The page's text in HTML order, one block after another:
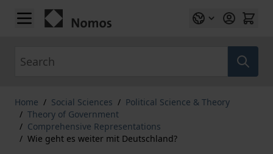
Skip to Content
Home / Social Sciences / Political Science & Theory
/ Theory of Government
/ Comprehensive Representations
/ Wie geht es weiter mit Deutschland?